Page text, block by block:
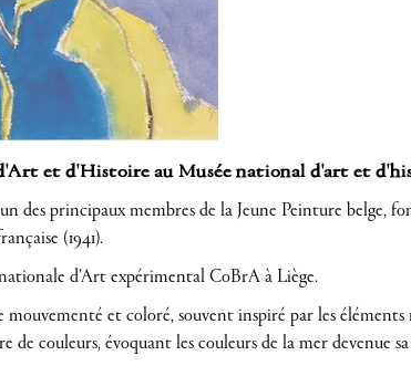
d'Art et d'Histoire au Musée national d'art et
des principaux membres de la Jeune Peinture belge,
(1941).
d'Art expérimental CoBrA à Liège.
et coloré, souvent inspiré par les éléments
couleurs, évoquant les couleurs de la mer devenue